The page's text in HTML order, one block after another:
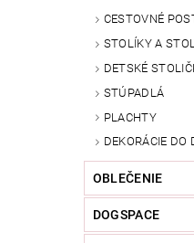
CESTOVNÉ
STOLÍKY A
DETSKÉ
STÚPADLÁ
PLACHTY
DEKORÁCIE DO
OBLEČENIE
DOGSPACE